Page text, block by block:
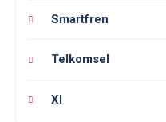
Smartfren
Telkomsel
Xl